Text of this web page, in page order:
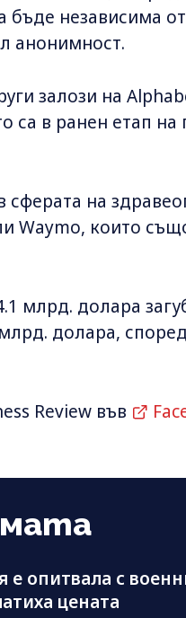
бъде независима
анонимност.
залози на
са в ранен етап
сферата на
Waymo, които
млрд. долара
долара,
Review във
е опитвала с
цената